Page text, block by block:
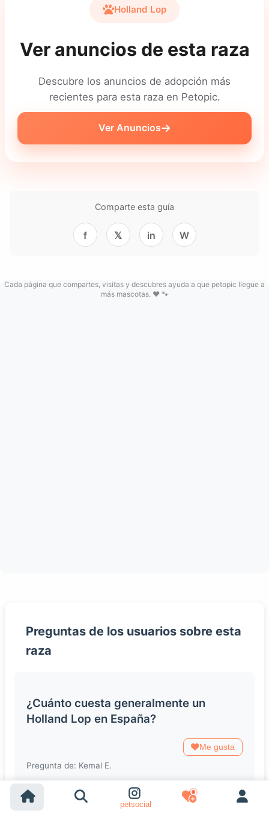
petsocial
Holland Lop
Ver anuncios de esta raza
Descubre los anuncios de adopción más
recientes para esta raza en Petopic.
Ver Anuncios
Comparte esta guía
f 𝕏 in W
Cada página que compartes, visitas y descubres ayuda a que petopic llegue a
más mascotas. ❤️ 🐾
Preguntas de los usuarios sobre esta
raza
¿Cuánto cuesta generalmente un
Holland Lop en España?
Me gusta
Pregunta de: Kemal E.
Los precios pueden variar, pero generalmente se
encuentran entre 35 y 110 euros dependiendo del